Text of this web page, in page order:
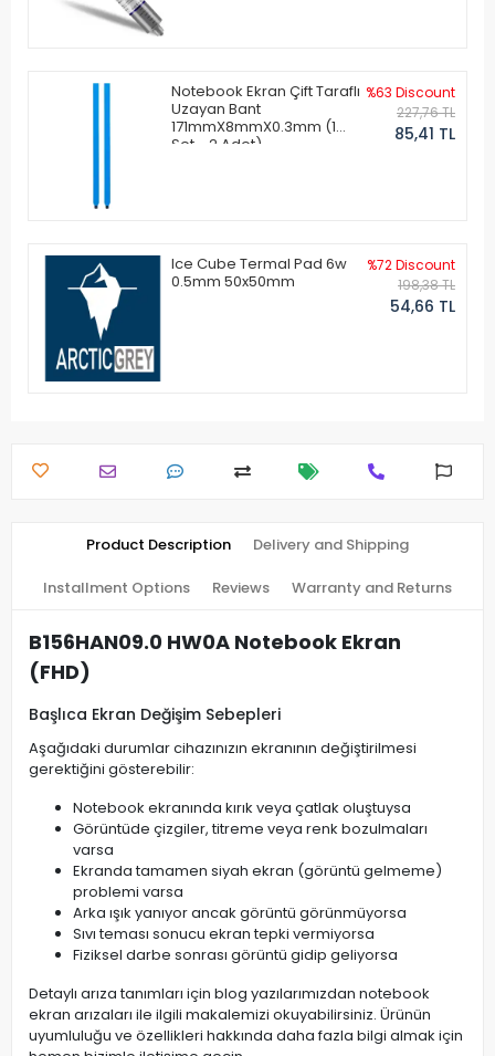
Notebook Ekran Çift Taraflı
Uzayan Bant
171mmX8mmX0.3mm (1
Set - 2 Adet)
%63 Discount
227,76 TL
85,41 TL
Ice Cube Termal Pad 6w
0.5mm 50x50mm
%72 Discount
198,38 TL
54,66 TL
Product Description Delivery and Shipping
Installment Options Reviews Warranty and Returns
B156HAN09.0 HW0A Notebook Ekran
(FHD)
Başlıca Ekran Değişim Sebepleri
Aşağıdaki durumlar cihazınızın ekranının değiştirilmesi
gerektiğini gösterebilir:
Notebook ekranında kırık veya çatlak oluştuysa
Görüntüde çizgiler, titreme veya renk bozulmaları
varsa
Ekranda tamamen siyah ekran (görüntü gelmeme)
problemi varsa
Arka ışık yanıyor ancak görüntü görünmüyorsa
Sıvı teması sonucu ekran tepki vermiyorsa
Fiziksel darbe sonrası görüntü gidip geliyorsa
Detaylı arıza tanımları için blog yazılarımızdan notebook
ekran arızaları ile ilgili makalemizi okuyabilirsiniz. Ürünün
uyumluluğu ve özellikleri hakkında daha fazla bilgi almak için